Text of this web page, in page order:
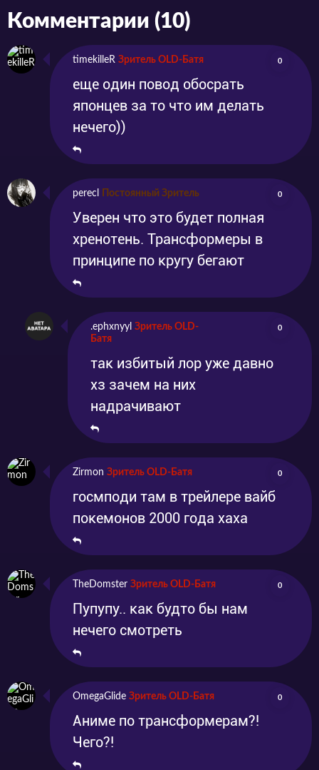
уходить, едва он переступил порог академии.
Возможно, это было предчувствие чего-то
большего, чего-то, что изменит его жизнь
Комментарии (10)
timekilleR Зритель OLD-Батя 0
еще один повод обосрать
японцев за то что им делать
нечего))
perecl Постоянный Зритель 0
Уверен что это будет полная
хренотень. Трансформеры в
принципе по кругу бегают
.ephxnyyl Зритель OLD-
Батя
0
так избитый лор уже давно
хз зачем на них
надрачивают
Zirmon Зритель OLD-Батя 0
госмподи там в трейлере вайб
покемонов 2000 года хаха
TheDomster Зритель OLD-Батя 0
Пупупу.. как будто бы нам
нечего смотреть
OmegaGlide Зритель OLD-Батя 0
Аниме по трансформерам?!
Чего?!